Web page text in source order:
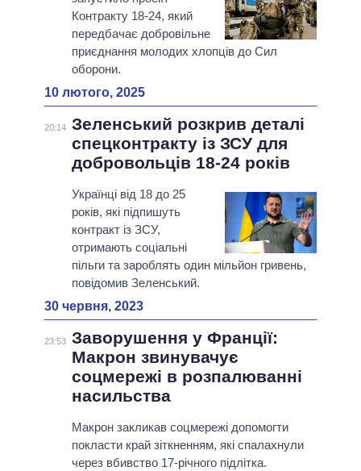
Контракту 18-24, який
передбачає добровільне
приєднання молодих хлопців до Сил
оборони.
10 лютого, 2025
20:14 Зеленський розкрив деталі
спецконтракту із ЗСУ для
добровольців 18-24 років
Українці від 18 до 25
років, які підпишуть
контракт із ЗСУ,
отримають соціальні
пільги та зароблять один мільйон гривень,
повідомив Зеленський.
30 червня, 2023
23:53 Заворушення у Франції:
Макрон звинувачує
соцмережі в розпалюванні
насильства
Макрон закликав соцмережі допомогти
покласти край зіткненням, які спалахнули
через вбивство 17-річного підлітка.